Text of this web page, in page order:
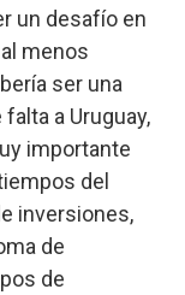
un desafío en
menos
ser una
a Uruguay,
importante
del
inversiones,
de
de